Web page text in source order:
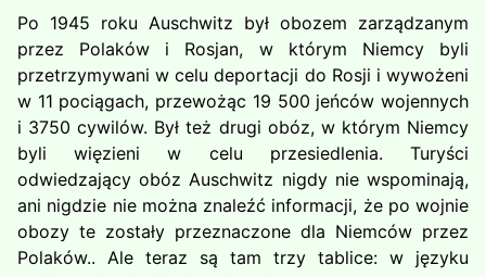
Po 1945 roku Auschwitz był obozem zarządzanym
przez Polaków i Rosjan, w którym Niemcy byli
przetrzymywani w celu deportacji do Rosji i wywożeni
w 11 pociągach, przewożąc 19 500 jeńców wojennych
i 3750 cywilów. Był też drugi obóz, w którym Niemcy
byli więzieni w celu przesiedlenia. Turyści
odwiedzający obóz Auschwitz nigdy nie wspominają,
ani nigdzie nie można znaleźć informacji, że po wojnie
obozy te zostały przeznaczone dla Niemców przez
Polaków.. Ale teraz są tam trzy tablice: w języku